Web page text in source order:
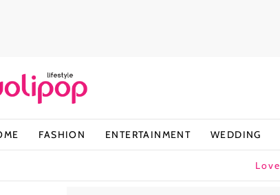
FASHION ENTERTAINMENT WEDDING
Love